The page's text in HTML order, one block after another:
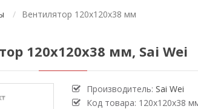
Вентилятор 120х120х38 мм
120х120х38 мм, Sai Wei
Производитель: Sai Wei
Код товара: 120х120х38